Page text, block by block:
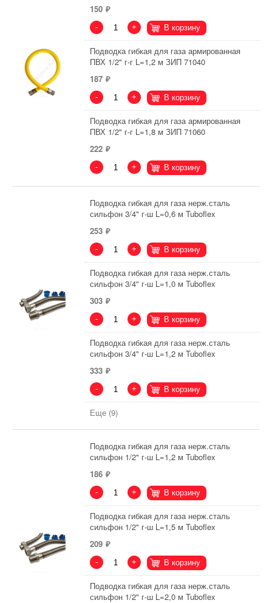
150
- + В корзину
Подводка гибкая для газа армированная
ПВХ 1/2" г-г L=1,2 м ЗИП 71040
187
- + В корзину
Подводка гибкая для газа армированная
ПВХ 1/2" г-г L=1,8 м ЗИП 71060
222
- + В корзину
Подводка гибкая для газа нерж.сталь
сильфон 3/4" г-ш L=0,6 м Tuboflex
253
- + В корзину
Подводка гибкая для газа нерж.сталь
сильфон 3/4" г-ш L=1,0 м Tuboflex
303
- + В корзину
Подводка гибкая для газа нерж.сталь
сильфон 3/4" г-ш L=1,2 м Tuboflex
333
- + В корзину
Еще (9)
Подводка гибкая для газа нерж.сталь
сильфон 1/2" г-ш L=1,2 м Tuboflex
186
- + В корзину
Подводка гибкая для газа нерж.сталь
сильфон 1/2" г-ш L=1,5 м Tuboflex
209
- + В корзину
Подводка гибкая для газа нерж.сталь
сильфон 1/2" г-ш L=2,0 м Tuboflex